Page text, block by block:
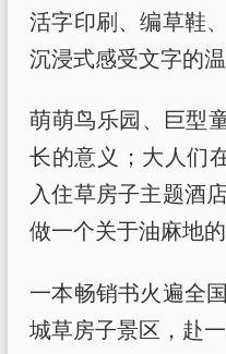
活字印刷、编草鞋
沉浸式感受文字的
萌萌鸟乐园、巨型
长的意义；大人们
入住草房子主题酒
做一个关于油麻地的
一本畅销书火遍全
城草房子景区，赴